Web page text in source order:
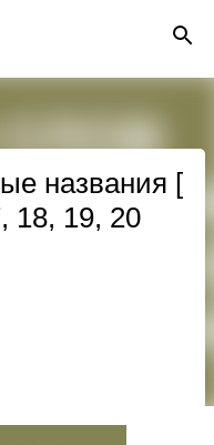
названия [
18, 19, 20